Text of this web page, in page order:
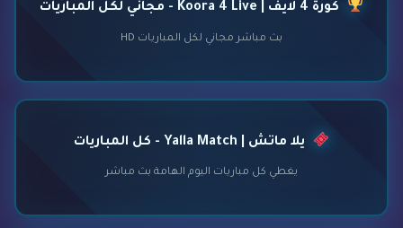
كورة 4 لايف | Koora 4 Live - مجاني لكل المباريات
بث مباشر مجاني لكل المباريات HD
يلا ماتش | Yalla Match - كل المباريات
يغطي كل مباريات اليوم الهامة بث مباشر